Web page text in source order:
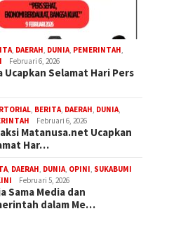
DAERAH DUNIA PEMERINTAH
Februari 6, 2026
Ucapkan Selamat Hari Pers
BERITA DAERAH DUNIA
Februari 6, 2026
Matanusa.net Ucapkan
Har…
DAERAH DUNIA OPINI SUKABUMI
Februari 5, 2026
Sama Media dan
dalam Me…